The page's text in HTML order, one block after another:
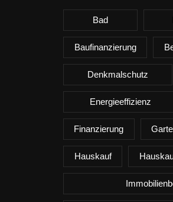
Bad
Baufinanzierung
Denkmalschutz
Energieeffizienz
Finanzierung
Hauskauf